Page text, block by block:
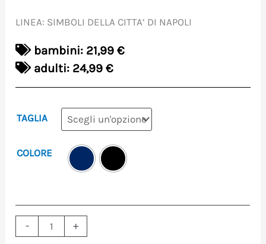
LINEA: SIMBOLI DELLA CITTA’ DI NAPOLI
bambini: 21,99 €
adulti: 24,99 €
TAGLIA
COLORE
- +